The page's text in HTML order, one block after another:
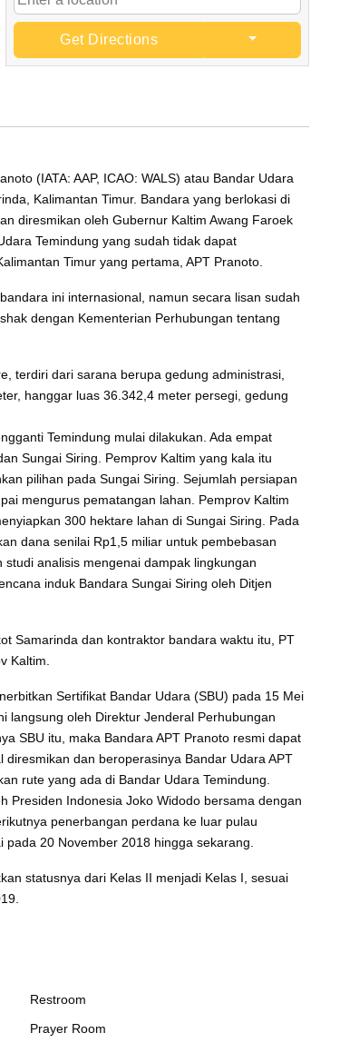
Get Directions
(IATA: AAP, ICAO: WALS) atau Bandar Udara
Kalimantan Timur. Bandara yang berlokasi di
diresmikan oleh Gubernur Kaltim Awang Faroek
Temindung yang sudah tidak dapat
Timur yang pertama, APT Pranoto.
ini internasional, namun secara lisan sudah
dengan Kementerian Perhubungan tentang
terdiri dari sarana berupa gedung administrasi,
hanggar luas 36.342,4 meter persegi, gedung
Temindung mulai dilakukan. Ada empat
Sungai Siring. Pemprov Kaltim yang kala itu
pilihan pada Sungai Siring. Sejumlah persiapan
mengurus pematangan lahan. Pemprov Kaltim
300 hektare lahan di Sungai Siring. Pada
dana senilai Rp1,5 miliar untuk pembebasan
analisis mengenai dampak lingkungan
induk Bandara Sungai Siring oleh Ditjen
Samarinda dan kontraktor bandara waktu itu, PT
Kaltim.
Sertifikat Bandar Udara (SBU) pada 15 Mei
langsung oleh Direktur Jenderal Perhubungan
SBU itu, maka Bandara APT Pranoto resmi dapat
dan beroperasinya Bandar Udara APT
rute yang ada di Bandar Udara Temindung.
Presiden Indonesia Joko Widodo bersama dengan
penerbangan perdana ke luar pulau
20 November 2018 hingga sekarang.
statusnya dari Kelas II menjadi Kelas I, sesuai
Restroom
Prayer Room